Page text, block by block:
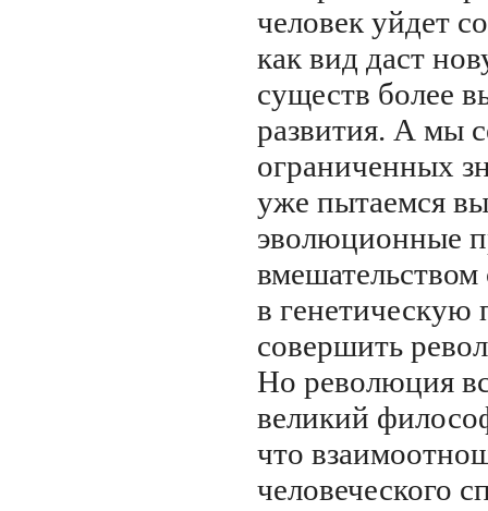
человек уйдет
как вид даст
существ более
развития. А мы
ограниченных
уже пытаемся
эволюционные
вмешательством
в генетическую
совершить
Но революция
великий
что
человеческого